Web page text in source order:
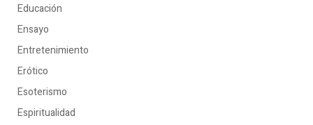
Educación
Ensayo
Entretenimiento
Erótico
Esoterismo
Espiritualidad